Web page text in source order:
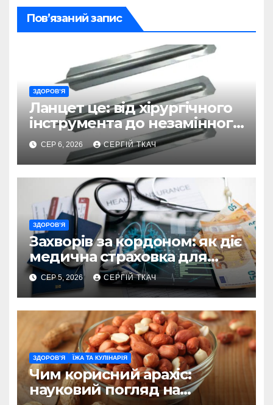
Пов’язаний запис
ЗДОРОВ’Я
Ланцет це: від хірургічного
інструмента до незамінного
помічника в діагностиці
СЕР 6, 2026 СЕРГІЙ ТКАЧ
ЗДОРОВ’Я
Захворів за кордоном: як діє
медична страховка для
туристів
СЕР 5, 2026 СЕРГІЙ ТКАЧ
ЗДОРОВ’Я ЇЖА ТА КУЛІНАРІЯ
Чим корисний арахіс:
науковий погляд на